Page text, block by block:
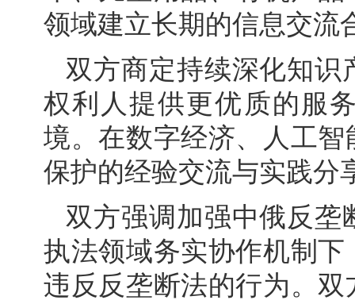
领域建立长期的信息交流
双方商定持续深化知识
权利人提供更优质的服
境。在数字经济、人工
保护的经验交流与实践分
双方强调加强中俄反垄
执法领域务实协作机制
违反反垄断法的行为。